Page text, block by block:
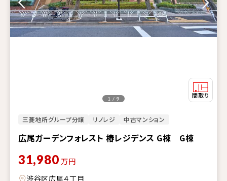
三菱地所グループ分譲 リノレジ 中古マンション
広尾ガーデンフォレスト 椿レジデンス G棟 G棟
1 / 9
31,980 万円
渋谷区広尾４丁目